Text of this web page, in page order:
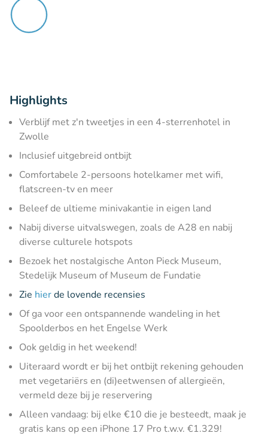
Highlights
Verblijf met z'n tweetjes in een 4-sterrenhotel in
Zwolle
Inclusief uitgebreid ontbijt
Comfortabele 2-persoons hotelkamer met wifi,
flatscreen-tv en meer
Beleef de ultieme minivakantie in eigen land
Nabij diverse uitvalswegen, zoals de A28 en nabij
diverse culturele hotspots
Bezoek het nostalgische Anton Pieck Museum,
Stedelijk Museum of Museum de Fundatie
Zie hierde lovende recensies
Of ga voor een ontspannende wandeling in het
Spoolderbos en het Engelse Werk
Ook geldig in het weekend!
Uiteraard wordt er bij het ontbijt rekening gehouden
met vegetariërs en (di)eetwensen of allergieën,
vermeld deze bij je reservering
Alleen vandaag: bij elke €10 die je besteedt, maak je
gratis kans op een iPhone 17 Pro t.w.v. €1.329!